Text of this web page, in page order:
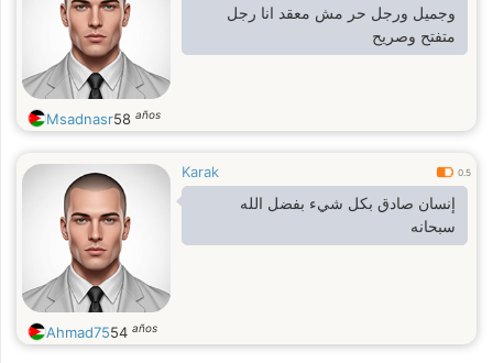
وجميل ورجل حر مش معقد انا رجل
متفتح وصريح
Msadnasr58 años
Karak 0.5
إنسان صادق بكل شيء بفضل الله
سبحانه
Ahmad7554 años